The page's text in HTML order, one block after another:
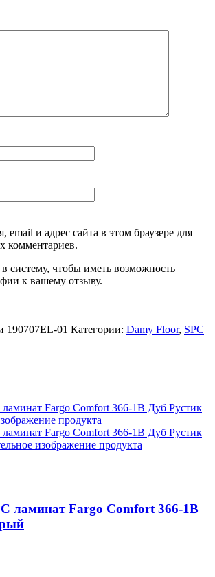
email и адрес сайта в этом браузере для
комментариев.
систему, чтобы иметь возможность
к вашему отзыву.
190707EL-01 Категории: Damy Floor, SPC
ламинат Fargo Comfort 366-1B